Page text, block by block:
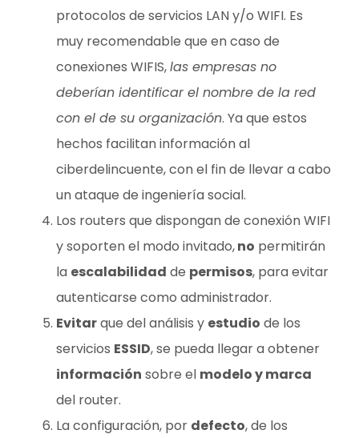
protocolos de servicios LAN y/o WIFI. Es
muy recomendable que en caso de
conexiones WIFIS,las empresas no
deberían identificar el nombre de la red
con el de su organización. Ya que estos
hechos facilitan información al
ciberdelincuente, con el fin de llevar a cabo
un ataque de ingeniería social.
Los routers que dispongan de conexión WIFI
y soporten el modo invitado,no permitirán
la escalabilidad de permisos, para evitar
autenticarse como administrador.
Evitarque del análisis y estudio de los
servicios ESSID, se pueda llegar a obtener
información sobre el modelo y marca
del router.
La configuración, por defecto, de los